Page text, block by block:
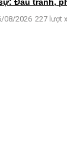
08/2026 227 lượt